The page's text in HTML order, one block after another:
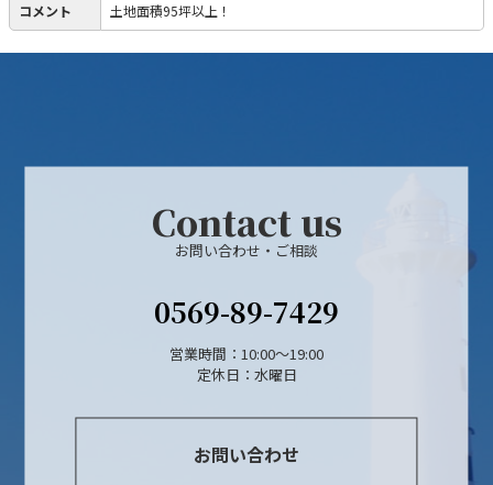
コメント 土地面積95坪以上！
Contact us
お問い合わせ・ご相談
0569-89-7429
営業時間：10:00〜19:00
定休日：水曜日
お問い合わせ